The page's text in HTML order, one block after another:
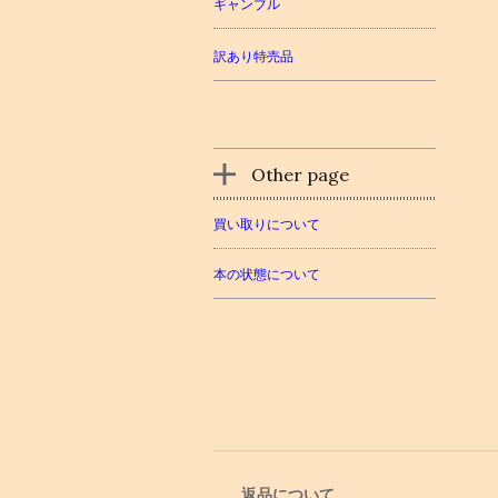
ギャンブル
訳あり特売品
Other page
買い取りについて
本の状態について